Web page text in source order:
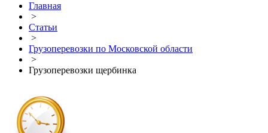
Главная
>
Статьи
>
Грузоперевозки по Московской области
>
Грузоперевозки щербинка